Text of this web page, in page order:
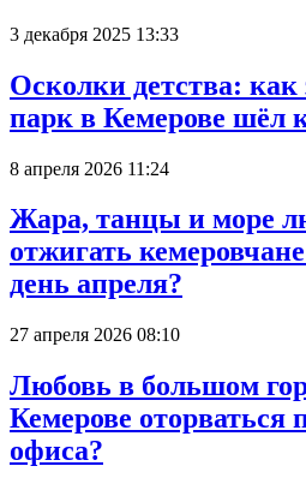
3 декабря 2025 13:33
Осколки детства:
парк в Кемерове шёл
8 апреля 2026 11:24
Жара, танцы и море
отжигать
день апреля?
27 апреля 2026 08:10
Любовь в большом
Кемерове оторваться
офиса?